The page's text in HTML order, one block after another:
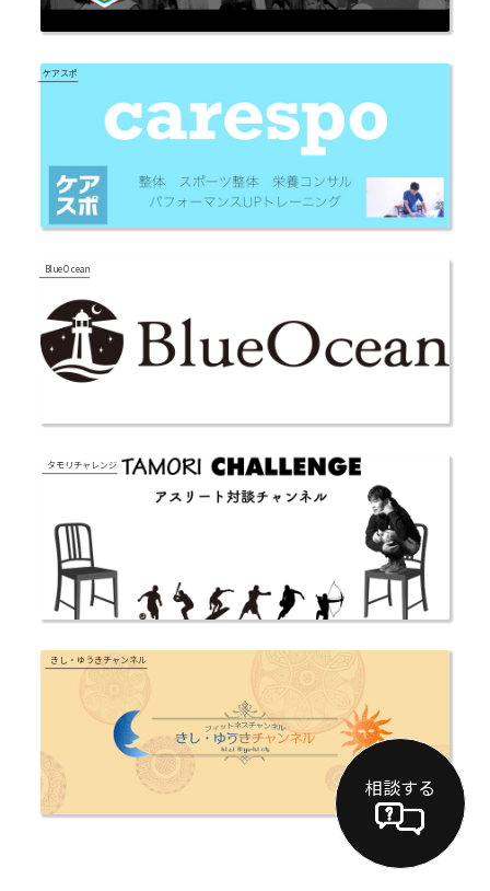
相談する
ケアスポ
Blue Ocean
タモリチャレンジ
きし・ゆうきチャンネル